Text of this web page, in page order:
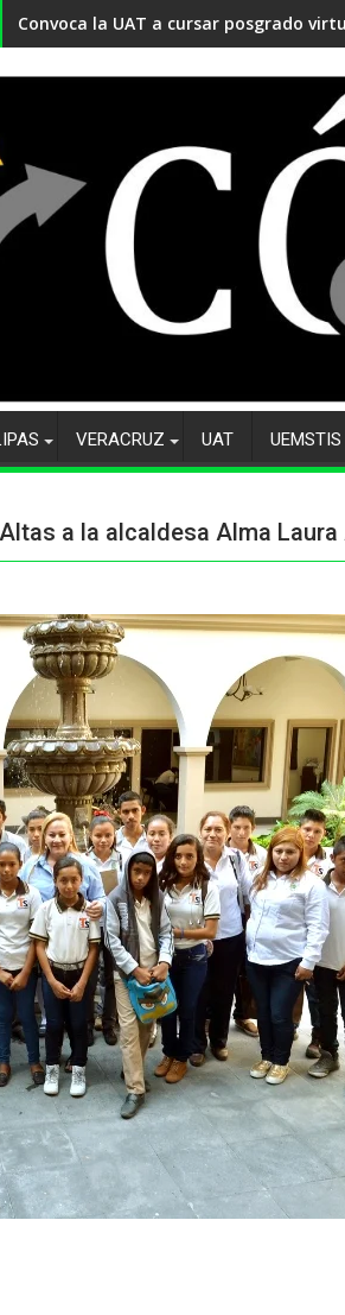
Convoca la UAT a cursar posgrado
VERACRUZ UAT UEMSTIS
a la alcaldesa Alma Laura